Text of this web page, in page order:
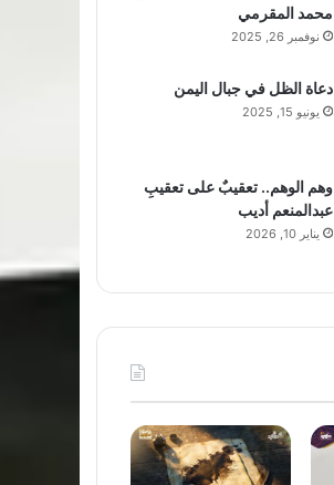
محمد المقرمي
نوفمبر 26, 2025
دعاة الظل في جبال اليمن
يونيو 15, 2025
وهم الوهم.. تعقيبٌ على تعقيبِ
عبدالمنعم أديب
يناير 10, 2026